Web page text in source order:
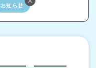
お知らせ